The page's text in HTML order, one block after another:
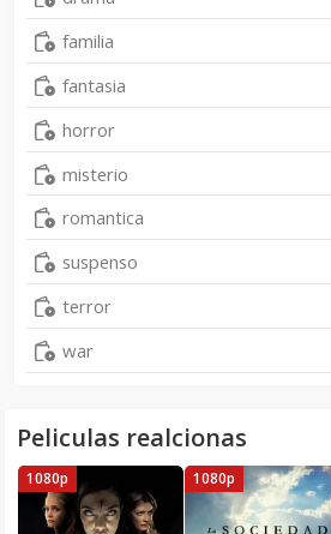
familia
fantasia
horror
misterio
romantica
suspenso
terror
war
Peliculas realcionas
1080p 1080p